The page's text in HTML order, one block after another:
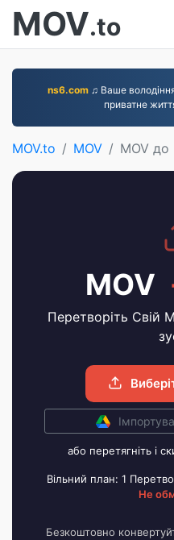
MOV.to
ns6.com♫ Ваше
приватне
MOV.to MOV MOV до
MOV
Перетворіть Свій
або перетягніть і
Вільний план: 1
Не
Безкоштовно